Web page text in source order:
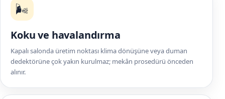
🌬️
Koku ve havalandırma
Kapalı salonda üretim noktası klima dönüşüne veya duman
dedektörüne çok yakın kurulmaz; mekân prosedürü önceden
alınır.